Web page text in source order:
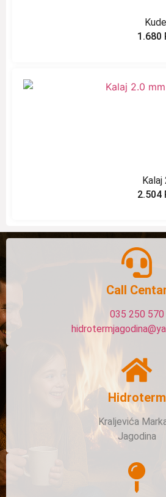
1.680
Kalaj
2.504
Call
035 250 570
Hidroterm
Kraljevića
Jagodina